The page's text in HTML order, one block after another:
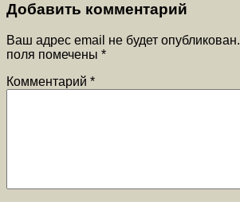
Добавить комментарий
Ваш адрес email не будет опубликован.
поля помечены *
Комментарий *